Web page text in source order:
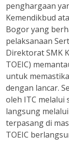
penghargaan
Kemendikbud
Bogor yang
pelaksanaan
Direktorat SMK
TOEIC)
untuk
dengan lancar.
oleh ITC melalui
langsung
terpasang di
TOEIC